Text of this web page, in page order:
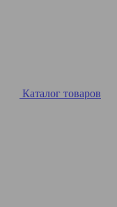
Каталог товаров